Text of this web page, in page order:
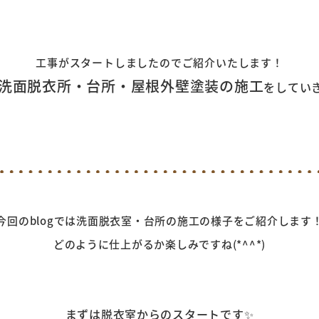
工事がスタートしましたのでご紹介いたします！
面脱衣所・台所・屋根外壁塗装の施工をしてい
回のblogでは洗面脱衣室・台所の施工の様子をご紹介します！
どのように仕上がるか楽しみですね(*^^*)
まずは脱衣室からのスタートです✨